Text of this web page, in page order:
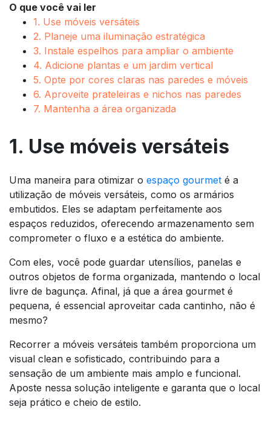
O que você vai ler
1. Use móveis versáteis
2. Planeje uma iluminação estratégica
3. Instale espelhos para ampliar o ambiente
4. Adicione plantas e um jardim vertical
5. Opte por cores claras nas paredes e móveis
6. Aproveite prateleiras e nichos nas paredes
7. Mantenha a área organizada
1. Use móveis versáteis
Uma maneira para otimizar o espaço gourmet é a
utilização de móveis versáteis, como os armários
embutidos. Eles se adaptam perfeitamente aos
espaços reduzidos, oferecendo armazenamento sem
comprometer o fluxo e a estética do ambiente.
Com eles, você pode guardar utensílios, panelas e
outros objetos de forma organizada, mantendo o local
livre de bagunça. Afinal, já que a área gourmet é
pequena, é essencial aproveitar cada cantinho, não é
mesmo?
Recorrer a móveis versáteis também proporciona um
visual clean e sofisticado, contribuindo para a
sensação de um ambiente mais amplo e funcional.
Aposte nessa solução inteligente e garanta que o local
seja prático e cheio de estilo.